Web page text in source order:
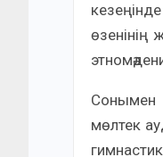
өзенінің
Сонымен
мөлтек